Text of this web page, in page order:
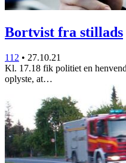
Bortvist fra stillads
112 • 27.10.21
Kl. 17.18 fik politiet en
oplyste, at…